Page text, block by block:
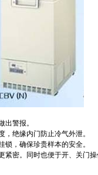
出警报。
绝缘内门防止冷气外泄。
，确保珍贵样本的安全。
密。同时也便于开、关门操